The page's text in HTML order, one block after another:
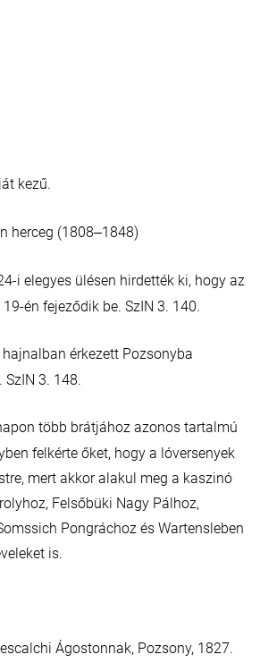
kezű.
herceg (1808‒1848)
i elegyes ülésen hirdették ki, hogy az
én fejeződik be. SzIN 3. 140.
érkezett Pozsonyba
SzIN 3. 148.
több brátjához azonos tartalmú
felkérte őket, hogy a lóversenyek
mert akkor alakul meg a kaszinó
Felsőbüki Nagy Pálhoz,
Pongráchoz és Wartensleben
is.
Ágostonnak, Pozsony, 1827.